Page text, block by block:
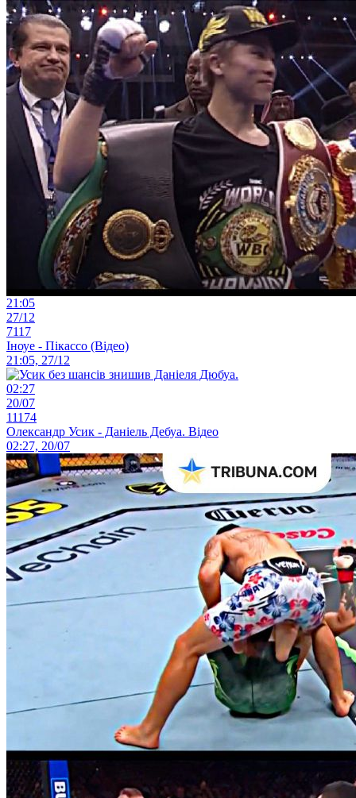
21:05
27/12
7117
Іноуе - Пікассо (Відео)
21:05, 27/12
02:27
20/07
11174
Олександр Усик - Даніель Дебуа. Відео
02:27, 20/07